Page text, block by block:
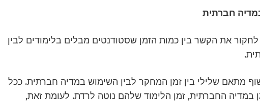
חברתית
את הקשר בין כמות הזמן שסטודנטים מבלים בלימודים לבין
מתאם שלילי בין זמן המחקר לבין השימוש במדיה חברתית. ככל
במדיה החברתית, זמן הלימוד שלהם נוטה לרדת. לעומת זאת,